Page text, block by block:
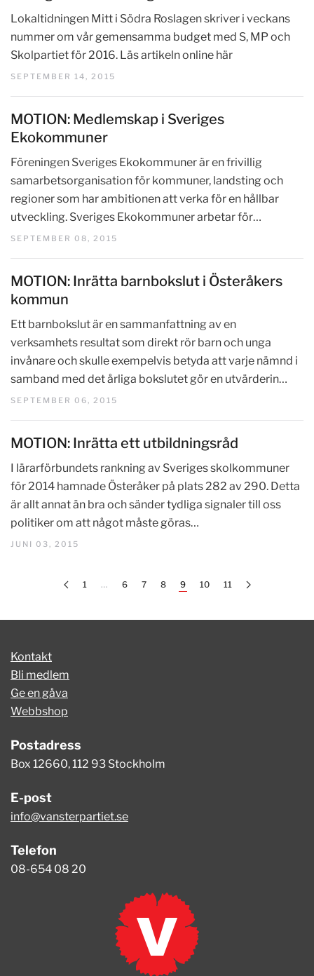
Lokaltidningen Mitt i Södra Roslagen skriver i veckans
nummer om vår gemensamma budget med S, MP och
Skolpartiet för 2016. Läs artikeln online här
SEPTEMBER 14, 2015
MOTION: Medlemskap i Sveriges
Ekokommuner
Föreningen Sveriges Ekokommuner är en frivillig
samarbetsorganisation för kommuner, landsting och
regioner som har ambitionen att verka för en hållbar
utveckling. Sveriges Ekokommuner arbetar för…
SEPTEMBER 08, 2015
MOTION: Inrätta barnbokslut i Österåkers
kommun
Ett barnbokslut är en sammanfattning av en
verksamhets resultat som direkt rör barn och unga
invånare och skulle exempelvis betyda att varje nämnd i
samband med det årliga bokslutet gör en utvärderin…
SEPTEMBER 06, 2015
MOTION: Inrätta ett utbildningsråd
I lärarförbundets rankning av Sveriges skolkommuner
för 2014 hamnade Österåker på plats 282 av 290. Detta
är allt annat än bra och sänder tydliga signaler till oss
politiker om att något måste göras…
JUNI 03, 2015
1 … 6 7 8 9 10 11
Kontakt
Bli medlem
Ge en gåva
Webbshop
Postadress
Box 12660, 112 93 Stockholm
E-post
info@vansterpartiet.se
Telefon
08-654 08 20